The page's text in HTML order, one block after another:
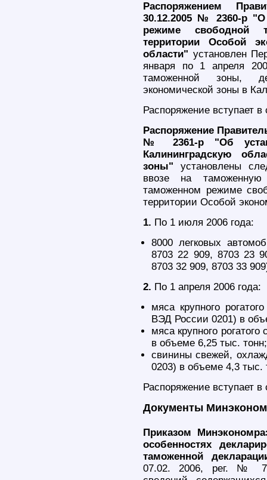
Распоряжением
30.12.2005 № 2360-р "О
режиме свободной
территории Особой
области" установлен
января по 1 апреля
таможенной зоны,
экономической зоны в
Распоряжение вступает
Распоряжение
№ 2361-р "Об
Калининградскую
зоны" установлены
ввозе на
таможенном режиме
территории Особой
1. По 1 июля 2006 года:
8000 легковых
8703 22 909, 8703 23
8703 32 909, 8703 33
2. По 1 апреля 2006 года:
мяса крупного
ВЭД России 0201) в
мяса крупного
в объеме 6,25 тыс. тонн;
свинины свежей,
0203) в объеме 4,3 тыс.
Распоряжение вступает
Документы
Приказом
особенностях
таможенной
07.02. 2006, рег. №